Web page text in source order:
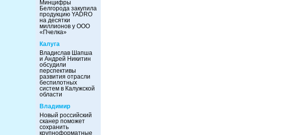
Минцифры
Белгорода закупила
продукцию YADRO
на десятки
миллионов у ООО
«Пчелка»
Калуга
Владислав Шапша
и Андрей Никитин
обсудили
перспективы
развития отрасли
беспилотных
систем в Калужской
области
Владимир
Новый российский
сканер поможет
сохранить
крупноформатные